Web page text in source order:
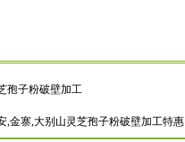
孢子粉破壁加工
,金寨,大别山灵芝孢子粉破壁加工特惠